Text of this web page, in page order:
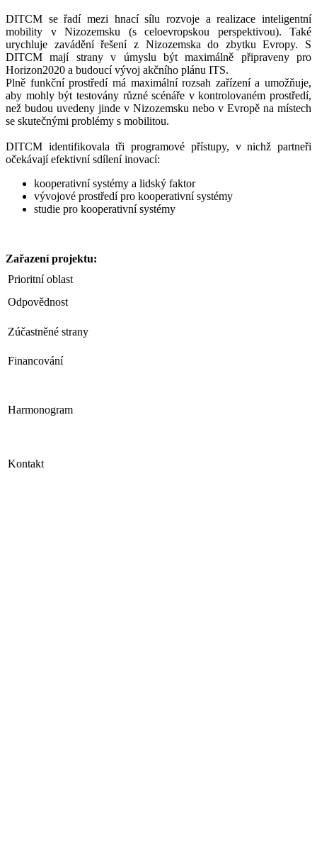
DITCM se řadí mezi hnací sílu rozvoje a realizace inteligentní
mobility v Nizozemsku (s celoevropskou perspektivou). Také
urychluje zavádění řešení z Nizozemska do zbytku Evropy. S
DITCM mají strany v úmyslu být maximálně připraveny pro
Horizon2020 a budoucí vývoj akčního plánu ITS.
Plně funkční prostředí má maximální rozsah zařízení a umožňuje,
aby mohly být testovány různé scénáře v kontrolovaném prostředí,
než budou uvedeny jinde v Nizozemsku nebo v Evropě na místech
se skutečnými problémy s mobilitou.
DITCM identifikovala tři programové přístupy, v nichž partneři
očekávají efektivní sdílení inovací:
kooperativní systémy a lidský faktor
vývojové prostředí pro kooperativní systémy
studie pro kooperativní systémy
Zařazení projektu:
Prioritní oblast
Odpovědnost
Zúčastněné strany
Financování
Harmonogram
Kontakt